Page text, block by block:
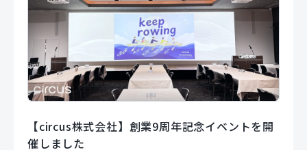
【circus株式会社】創業9周年記念イベントを開
催しました